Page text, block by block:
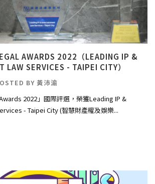
AWARDS 2022（LEADING IP &
LAW SERVICES - TAIPEI CITY）
BY 黃沛渝
2022」國際評選，榮獲Leading IP &
- Taipei City (智慧財產權及娛樂...